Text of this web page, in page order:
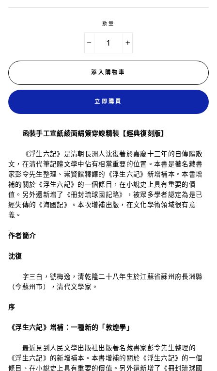
數量
添入購物車
立即購買
函裝手工宣紙綾面絹簽穿線精裝【經典復刻版】
《浮生六記》是清朝長洲人沈復著於嘉慶十三年的自傳體散
文，在清代筆記體文學中佔有相當重要的位置。本書是著名藏書
家彭令先生整理、崇賢館釋譯的《浮生六記》新增補本。本書增
補的關於《浮生六記》的一個條目，在小說史上具有重要的價
值。另外還新增了《冊封琉球國記略》，被眾多學者認定為是已
經失傳的《海國記》。本次增補出版，在文化學術領域很有意
義。
作者簡介
沈復
字三白，號梅逸，清乾隆二十八年生於江蘇省蘇州府長洲縣
（今蘇州市），清代文學家。
序
《浮生六記》增補：一種新的「敦煌學」
最近見到人民文學出版社出版著名藏書家彭令先生整理的
《浮生六記》的新增補本。本書增補的關於《浮生六記》的一個
條目、在小說史上具有重要的價值。另外還新增了《冊封琉球國